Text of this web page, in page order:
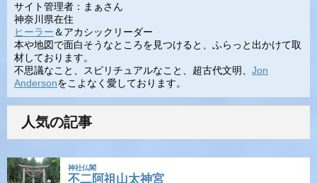
サイト管理者：まぁさん
神奈川県在住
ヒーラー ＆アカシックリーダー
本や地図で面白そうなところを見つけると、ふらっと出かけて取
材しております。
不思議なこと、スピリチュアルなこと、超古代文明、 Jon
Andersonをこよなく愛しております。
人気の記事